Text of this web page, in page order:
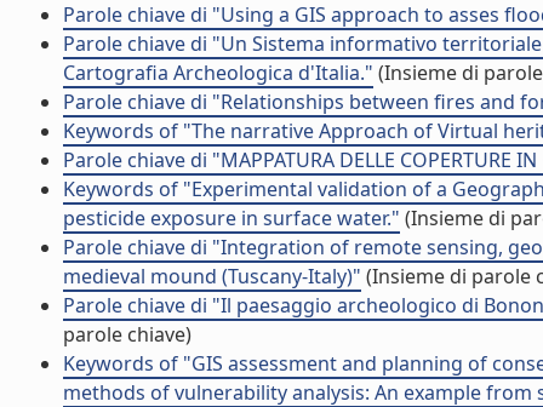
Parole chiave di "Using a GIS approach to asses
Parole chiave di "Un Sistema informativo
Cartografia Archeologica d'Italia." (Insieme di
Parole chiave di "Relationships between fires and
Keywords of "The narrative Approach of Virtual
Parole chiave di "MAPPATURA DELLE COPERTURE
Keywords of "Experimental validation of a
pesticide exposure in surface water." (Insieme di
Parole chiave di "Integration of remote sensing,
medieval mound (Tuscany-Italy)" (Insieme di parole
Parole chiave di "Il paesaggio archeologico di
parole chiave)
Keywords of "GIS assessment and planning of
methods of vulnerability analysis: An example